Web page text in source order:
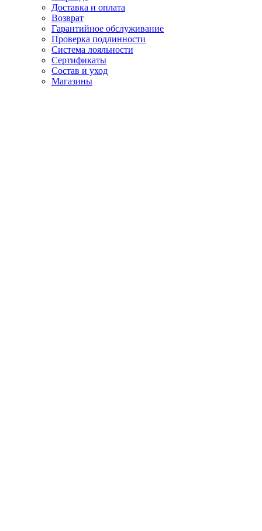
Доставка и оплата
Возврат
Гарантийное обслуживание
Проверка подлинности
Система лояльности
Сертификаты
Состав и уход
Магазины